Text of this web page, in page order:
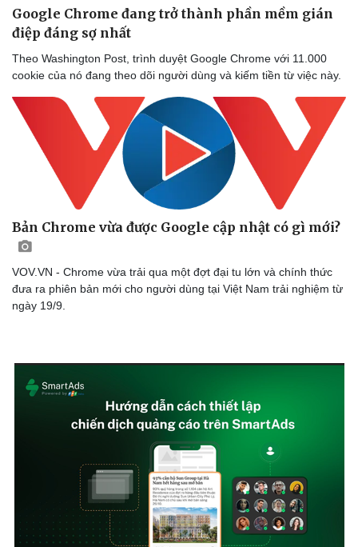
Bóng đá
Lịch thi đấu bóng đá
Thế giới thể thao
eSports
Hậu trường
Ô tô
Xe máy
Google Chrome đang trở thành phần mềm gián
điệp đáng sợ nhất
Theo Washington Post, trình duyệt Google Chrome với 11.000
cookie của nó đang theo dõi người dùng và kiếm tiền từ việc này.
Bản Chrome vừa được Google cập nhật có gì mới?
VOV.VN - Chrome vừa trải qua một đợt đại tu lớn và chính thức
đưa ra phiên bản mới cho người dùng tại Việt Nam trải nghiệm từ
ngày 19/9.